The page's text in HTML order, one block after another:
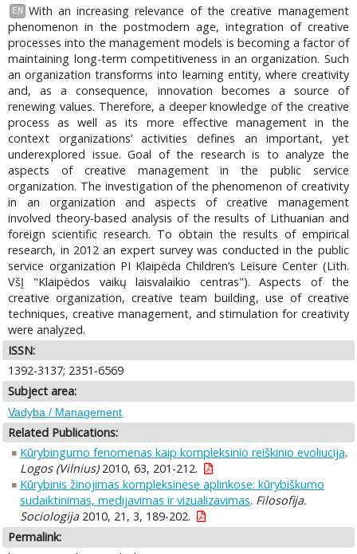
EN
With an increasing relevance of the creative management
phenomenon in the postmodern age, integration of creative
processes into the management models is becoming a factor of
maintaining long-term competitiveness in an organization. Such
an organization transforms into learning entity, where creativity
and, as a consequence, innovation becomes a source of
renewing values. Therefore, a deeper knowledge of the creative
process as well as its more effective management in the
context organizations’ activities defines an important, yet
underexplored issue. Goal of the research is to analyze the
aspects of creative management in the public service
organization. The investigation of the phenomenon of creativity
in an organization and aspects of creative management
involved theory-based analysis of the results of Lithuanian and
foreign scientific research. To obtain the results of empirical
research, in 2012 an expert survey was conducted in the public
service organization PI Klaipėda Children’s Leisure Center (Lith.
VšĮ "Klaipėdos vaikų laisvalaikio centras"). Aspects of the
creative organization, creative team building, use of creative
techniques, creative management, and stimulation for creativity
were analyzed.
ISSN:
1392-3137; 2351-6569
Subject area:
Vadyba / Management
Related Publications:
Kūrybingumo fenomenas kaip kompleksinio reiškinio evoliucija.
Logos (Vilnius)2010, 63, 201-212.
Kūrybinis žinojimas kompleksinėse aplinkose: kūrybiškumo
sudaiktinimas, medijavimas ir vizualizavimas. Filosofija.
Sociologija2010, 21, 3, 189-202.
Permalink: